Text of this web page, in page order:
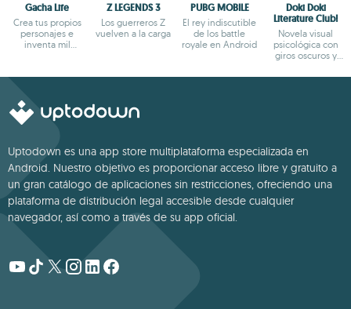
Gacha Life
Crea tus propios
personajes e
inventa mil
Z LEGENDS 3
Los guerreros Z
vuelven a la carga
PUBG MOBILE
El rey indiscutible
de los battle
royale en Android
Doki Doki
Literature Club!
Novela visual
psicológica con
giros oscuros y
Uptodown es una app store multiplataforma especializada en
Android. Nuestro objetivo es proporcionar acceso libre y gratuito a
un gran catálogo de aplicaciones sin restricciones, ofreciendo una
plataforma de distribución legal accesible desde cualquier
navegador, así como a través de su app oficial.